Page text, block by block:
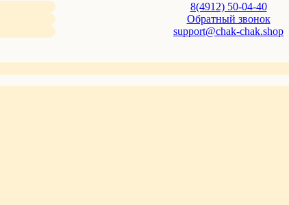
8(4912) 50-04-40
Обратный звонок
support@chak-chak.shop